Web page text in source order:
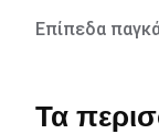
Επίπεδα
Τα